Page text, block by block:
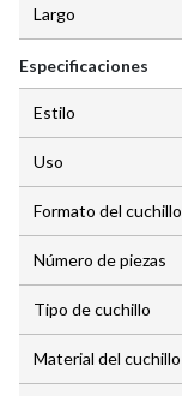
Largo
Especificaciones
Estilo
Uso
Formato del cuchillo
Número de piezas
Tipo de cuchillo
Material del cuchillo